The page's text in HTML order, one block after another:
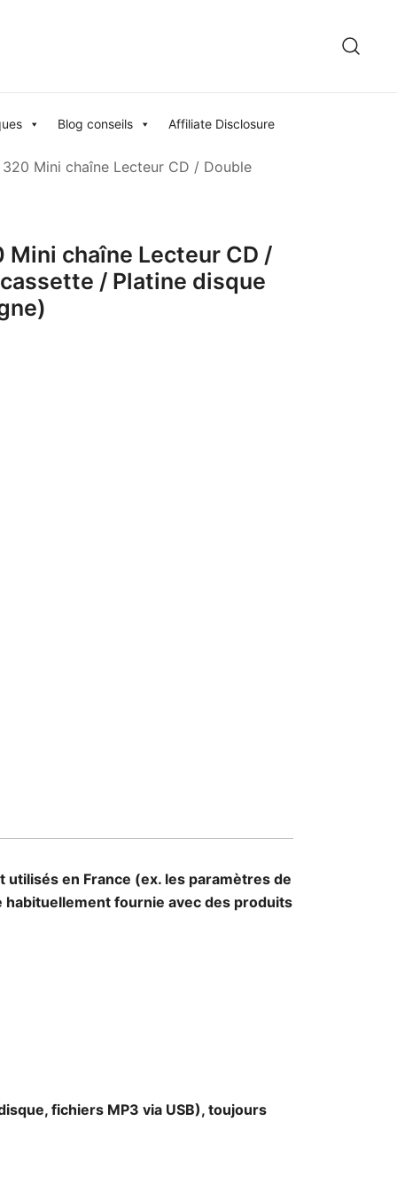
Blog conseils Affiliate Disclosure
Mini chaîne Lecteur CD / Double
Mini chaîne Lecteur CD /
/ Platine disque
en France (ex. les paramètres de
habituellement fournie avec des produits
fichiers MP3 via USB), toujours